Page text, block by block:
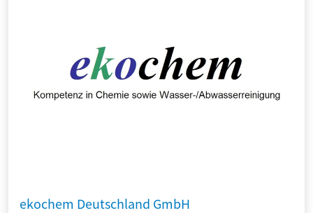
ekochem Deutschland GmbH